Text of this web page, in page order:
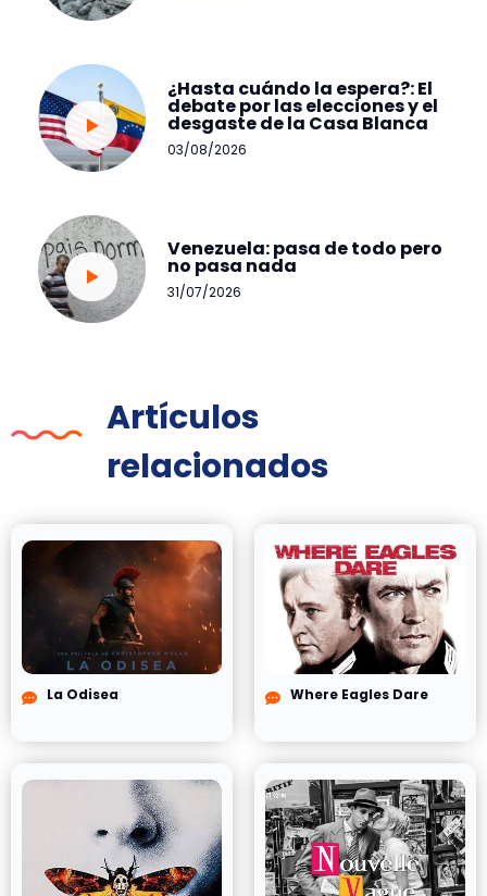
¿Hasta cuándo la espera?: El
debate por las elecciones y el
desgaste de la Casa Blanca
03/08/2026
Venezuela: pasa de todo pero
no pasa nada
31/07/2026
Artículos
relacionados
La Odisea Where Eagles Dare